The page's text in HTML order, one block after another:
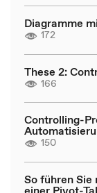
Diagramme
172
These 2:
166
Controlling-
150
So führen
einer Pivot-